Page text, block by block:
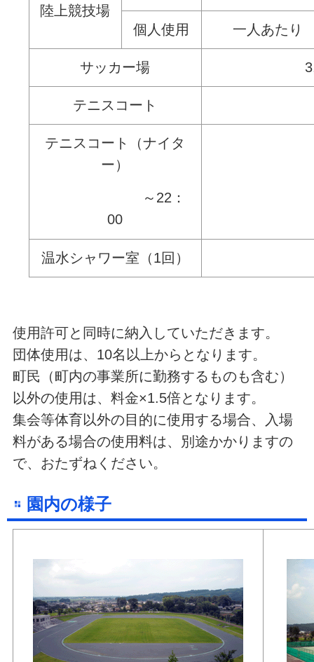
陸上競技場
個人使用 一人あたり
サッカー場
テニスコート
テニスコート（ナイタ
ー）
～22：
00
温水シャワー室（1回）
使用許可と同時に納入していただきます。
団体使用は、10名以上からとなります。
町民（町内の事業所に勤務するものも含む）
以外の使用は、料金×1.5倍となります。
集会等体育以外の目的に使用する場合、入場
料がある場合の使用料は、別途かかりますの
で、おたずねください。
園内の様子